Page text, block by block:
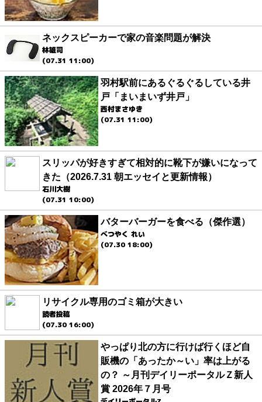
ネックスピーカーで家の音楽問題が解決
林雄司
(07.31 11:00)
羽村駅前にあるぐるぐるしている井
戸「まいまいず井戸」
西村まさゆき
(07.31 11:00)
スリッパが好きすぎて相対的に靴下が嫌いになって
きた（2026.7.31 朝エッセイと更新情報）
石川大樹
(07.31 10:00)
バターバーガーを食べる（傑作選）
べつやく れい
(07.30 18:00)
リサイクル専用のゴミ箱が大きい
読者投稿
(07.30 16:00)
やっぱり北の方に行けば行くほど自
販機の「あったか～い」率は上がる
の？ ～月刊デイリーポータルＺ新人
賞 2026年７月号